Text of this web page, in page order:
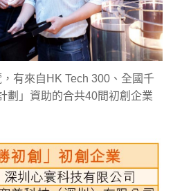
有來自HK Tech 300、全國千
劃」資助的合共40間初創企業